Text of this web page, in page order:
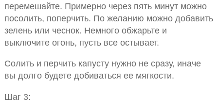
перемешайте. Примерно через пять минут можно
посолить, поперчить. По желанию можно добавить
зелень или чеснок. Немного обжарьте и
выключите огонь, пусть все остывает.
Солить и перчить капусту нужно не сразу, иначе
вы долго будете добиваться ее мягкости.
Шаг 3: